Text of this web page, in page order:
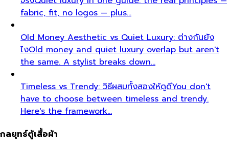
เบื้องหลังความสร้างสรรค์Go behind the scenes with
the All That's Stylist team. See our content
creation…